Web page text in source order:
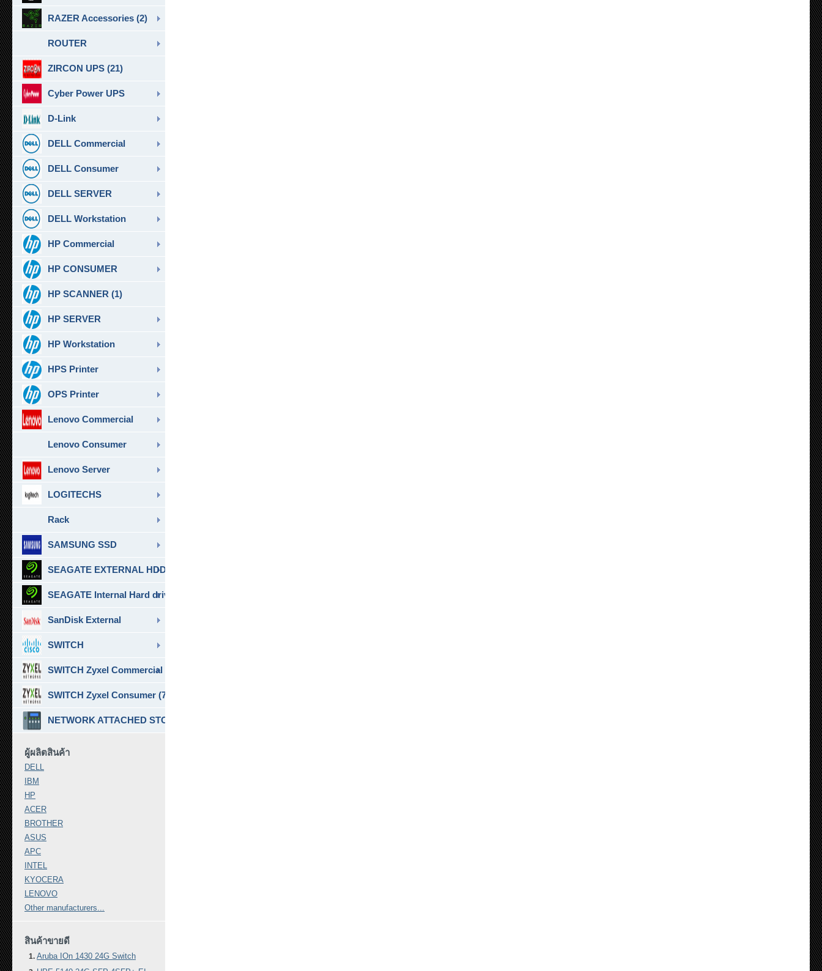
RAZER Accessories (2)
ROUTER
ZIRCON UPS (21)
Cyber Power UPS
D-Link
DELL Commercial
DELL Consumer
DELL SERVER
DELL Workstation
HP Commercial
HP CONSUMER
HP SCANNER (1)
HP SERVER
HP Workstation
HPS Printer
OPS Printer
Lenovo Commercial
Lenovo Consumer
Lenovo Server
LOGITECHS
Rack
SAMSUNG SSD
SEAGATE EXTERNAL HDD & SSD
SEAGATE Internal Hard drive
SanDisk External
SWITCH
SWITCH Zyxel Commercial
SWITCH Zyxel Consumer (7)
NETWORK ATTACHED STORAGE ( NAS ) (7)
ผู้ผลิตสินค้า
DELL
IBM
HP
ACER
BROTHER
ASUS
APC
INTEL
KYOCERA
LENOVO
Other manufacturers...
สินค้าขายดี
Aruba IOn 1430 24G Switch